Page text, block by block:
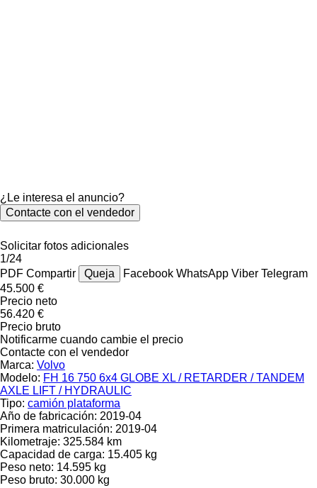
¿Le interesa el anuncio?
Contacte con el vendedor
Solicitar fotos adicionales
1/24
PDF Compartir Queja Facebook WhatsApp Viber Telegram
45.500 €
Precio neto
56.420 €
Precio bruto
Notificarme cuando cambie el precio
Contacte con el vendedor
Marca: Volvo
Modelo: FH 16 750 6x4 GLOBE XL / RETARDER / TANDEM
AXLE LIFT / HYDRAULIC
Tipo: camión plataforma
Año de fabricación: 2019-04
Primera matriculación: 2019-04
Kilometraje: 325.584 km
Capacidad de carga: 15.405 kg
Peso neto: 14.595 kg
Peso bruto: 30.000 kg